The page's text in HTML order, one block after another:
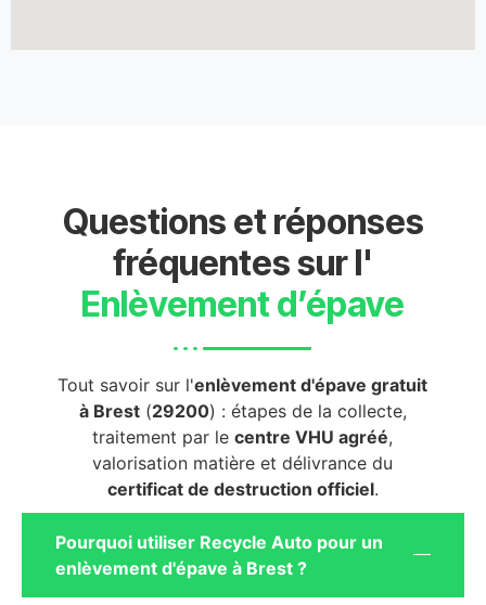
Questions et réponses
fréquentes sur l'
Enlèvement d’épave
Tout savoir sur l'enlèvement d'épave gratuit
à Brest(29200) : étapes de la collecte,
traitement par lecentre VHU agréé,
valorisation matière et délivrance du
certificat de destruction officiel.
Pourquoi utiliser Recycle Auto pour un
enlèvement d'épave à Brest ?